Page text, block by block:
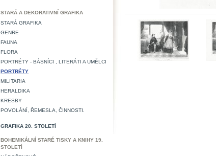
STARÁ A DEKORATIVNÍ GRAFIKA
STARÁ GRAFIKA
GENRE
FAUNA
FLORA
PORTRÉTY - BÁSNÍCI , LITERÁTI A UMĚLCI
PORTRÉTY
MILITARIA
HERALDIKA
KRESBY
POVOLÁNÍ, ŘEMESLA, ČINNOSTI.
GRAFIKA 20. STOLETÍ
BOHEMIKÁLNÍ STARÉ TISKY A KNIHY 19.
STOLETÍ